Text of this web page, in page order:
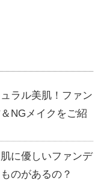
ラル美肌！ファン
NGメイクをご紹
に優しいファンデ
のがあるの？